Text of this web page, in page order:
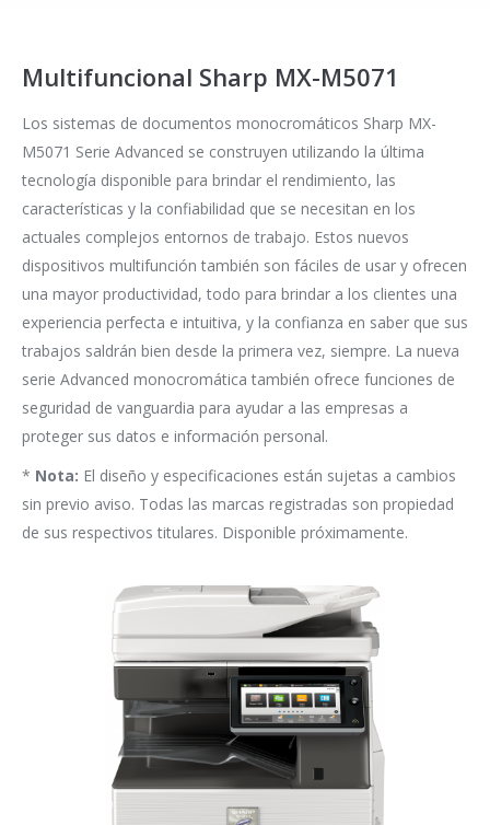
Multifuncional Sharp MX-M5071
Los sistemas de documentos monocromáticos Sharp MX-
M5071 Serie Advanced se construyen utilizando la última
tecnología disponible para brindar el rendimiento, las
características y la confiabilidad que se necesitan en los
actuales complejos entornos de trabajo. Estos nuevos
dispositivos multifunción también son fáciles de usar y ofrecen
una mayor productividad, todo para brindar a los clientes una
experiencia perfecta e intuitiva, y la confianza en saber que sus
trabajos saldrán bien desde la primera vez, siempre. La nueva
serie Advanced monocromática también ofrece funciones de
seguridad de vanguardia para ayudar a las empresas a
proteger sus datos e información personal.
* Nota: El diseño y especificaciones están sujetas a cambios
sin previo aviso. Todas las marcas registradas son propiedad
de sus respectivos titulares. Disponible próximamente.